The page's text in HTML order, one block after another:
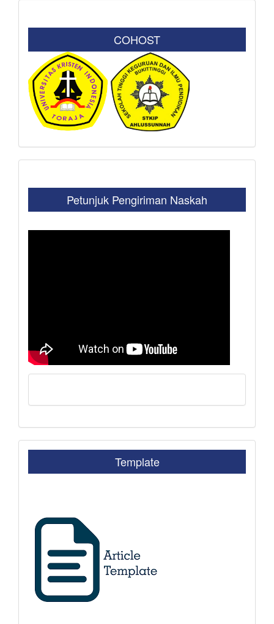
COHOST
Petunjuk Pengiriman Naskah
Template